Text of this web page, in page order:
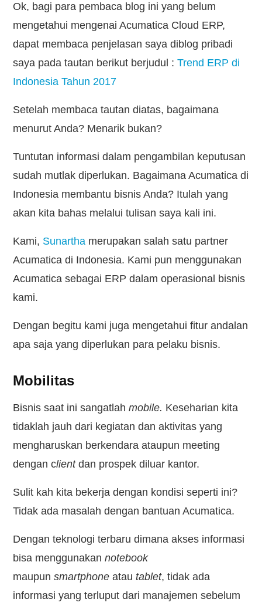
Ok, bagi para pembaca blog ini yang belum
mengetahui mengenai Acumatica Cloud ERP,
dapat membaca penjelasan saya diblog pribadi
saya pada tautan berikut berjudul :Trend ERP di
Indonesia Tahun 2017
Setelah membaca tautan diatas, bagaimana
menurut Anda? Menarik bukan?
Tuntutan informasi dalam pengambilan keputusan
sudah mutlak diperlukan. Bagaimana Acumatica di
Indonesia membantu bisnis Anda? Itulah yang
akan kita bahas melalui tulisan saya kali ini.
Kami, Sunartha merupakan salah satu partner
Acumatica di Indonesia. Kami pun menggunakan
Acumatica sebagai ERP dalam operasional bisnis
kami.
Dengan begitu kami juga mengetahui fitur andalan
apa saja yang diperlukan para pelaku bisnis.
Mobilitas
Bisnis saat ini sangatlahmobile. Keseharian kita
tidaklah jauh dari kegiatan dan aktivitas yang
mengharuskan berkendara ataupun meeting
dengan clientdan prospek diluar kantor.
Sulit kah kita bekerja dengan kondisi seperti ini?
Tidak ada masalah dengan bantuan Acumatica.
Dengan teknologi terbaru dimana akses informasi
bisa menggunakannotebook
maupunsmartphoneatautablet, tidak ada
informasi yang terluput dari manajemen sebelum